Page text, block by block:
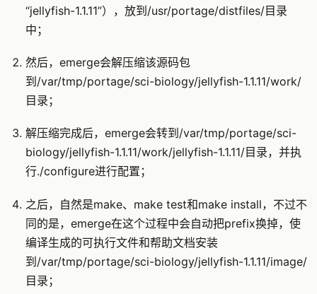
“jellyfish-1.1.11”），放到/usr/portage/distfiles/目录
中；
然后，emerge会解压缩该源码包
到/var/tmp/portage/sci-biology/jellyfish-1.1.11/work/
目录；
解压缩完成后，emerge会转到/var/tmp/portage/sci-
biology/jellyfish-1.1.11/work/jellyfish-1.1.11/目录，并执
行./configure进行配置；
之后，自然是make、make test和make install，不过不
同的是，emerge在这个过程中会自动把prefix换掉，使
编译生成的可执行文件和帮助文档安装
到/var/tmp/portage/sci-biology/jellyfish-1.1.11/image/
目录；